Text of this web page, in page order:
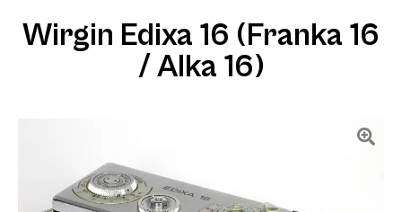
Wirgin Edixa 16 (Franka 16
/ Alka 16)